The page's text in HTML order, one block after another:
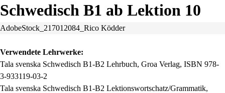
Schwedisch B1 ab Lektion 10
AdobeStock_217012084_Rico Ködder
Verwendete Lehrwerke:
Tala svenska Schwedisch B1-B2 Lehrbuch, Groa Verlag, ISBN 978-
3-933119-03-2
Tala svenska Schwedisch B1-B2 Lektionswortschatz/Grammatik,